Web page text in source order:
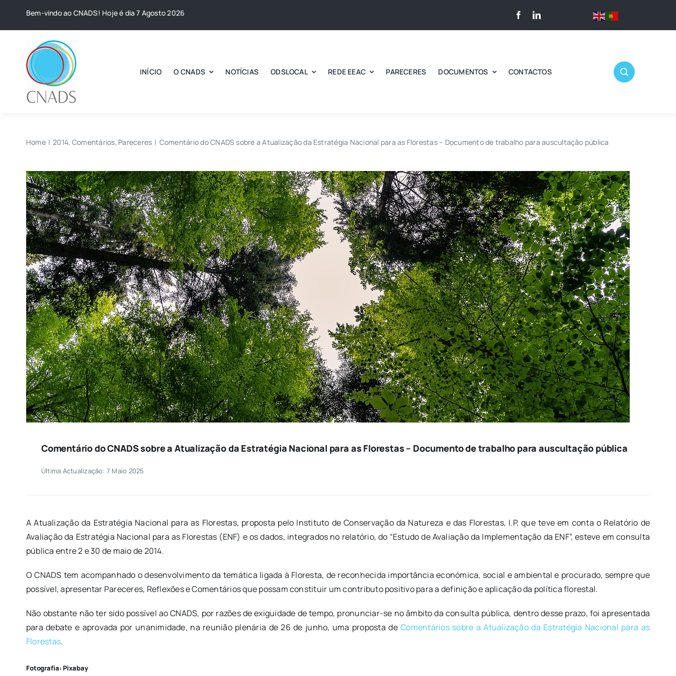
Bem-vindo ao CNADS! Hoje é dia 7 Agosto 2026
INÍCIO O CNADS NOTÍCIAS ODSLOCAL REDE EEAC PARECERES DOCUMENTOS CONTACTOS
Home 2014 Comentários Pareceres Comentário do CNADS sobre a Atualização da Estratégia Nacional para as Florestas – Documento de trabalho para auscultação pública
Comentário do CNADS sobre a Atualização da Estratégia Nacional para as Florestas – Documento de trabalho para auscultação pública
Última Actualização: 7 Maio 2025
A Atualização da Estratégia Nacional para as Florestas, proposta pelo Instituto de Conservação da Natureza e das Florestas, I.P, que teve em conta o Relatório de
Avaliação da Estratégia Nacional para as Florestas (ENF) e os dados, integrados no relatório, do “Estudo de Avaliação da Implementação da ENF”, esteve em consulta
pública entre 2 e 30 de maio de 2014.
O CNADS tem acompanhado o desenvolvimento da temática ligada à Floresta, de reconhecida importância económica, social e ambiental e procurado, sempre que
possível, apresentar Pareceres, Reflexões e Comentários que possam constituir um contributo positivo para a definição e aplicação da política florestal.
Não obstante não ter sido possível ao CNADS, por razões de exiguidade de tempo, pronunciar-se no âmbito da consulta pública, dentro desse prazo, foi apresentada
para debate e aprovada por unanimidade, na reunião plenária de 26 de junho, uma proposta deComentários sobre a Atualização da Estratégia Nacional para as
Florestas.
Fotografia: Pixabay